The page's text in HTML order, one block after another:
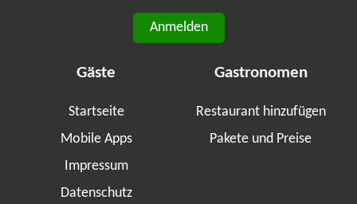
Anmelden
Gäste
Startseite
Mobile Apps
Impressum
Datenschutz
Gastronomen
Restaurant hinzufügen
Pakete und Preise